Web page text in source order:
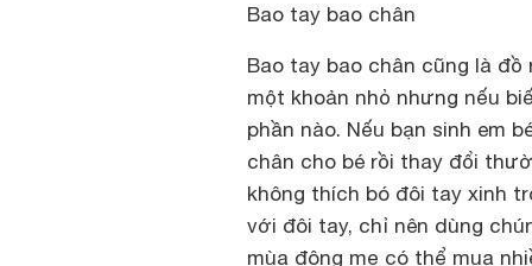
Bao tay bao chân
Bao tay bao chân cũng là
một khoản nhỏ nhưng nếu
phần nào. Nếu bạn sinh em
chân cho bé rồi thay đổi
không thích bó đôi tay xinh
với đôi tay, chỉ nên dùng
mùa đông mẹ có thể mua